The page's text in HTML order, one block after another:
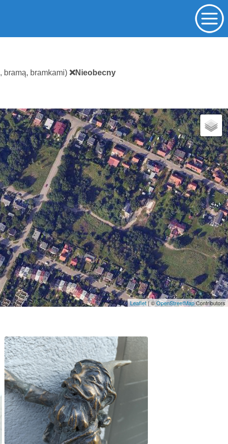
bramą, bramkami) ❌Nieobecny
Leaflet| ©OpenStreetMapContributors